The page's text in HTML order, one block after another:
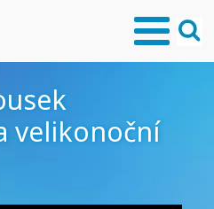
velikonoční